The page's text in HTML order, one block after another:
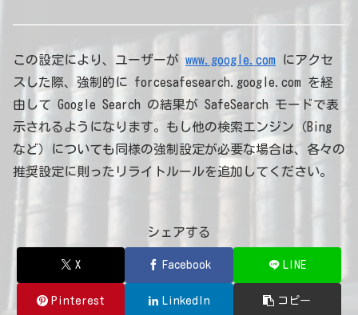
この設定により、ユーザーが www.google.com にアクセ
スした際、強制的に forcesafesearch.google.com を経
由して Google Search の結果が SafeSearch モードで表
示されるようになります。もし他の検索エンジン（Bing
など）についても同様の強制設定が必要な場合は、各々の
推奨設定に則ったリライトルールを追加してください。
シェアする
X Facebook LINE
Pinterest LinkedIn コピー